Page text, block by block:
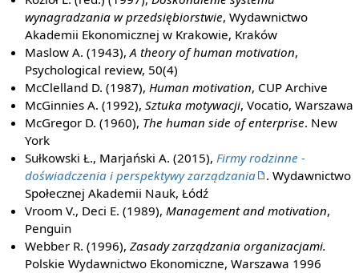
wynagradzania w przedsiębiorstwie, Wydawnictwo
Akademii Ekonomicznej w Krakowie, Kraków
Maslow A. (1943),A theory of human motivation,
Psychological review, 50(4)
McClelland D. (1987),Human motivation, CUP Archive
McGinnies A. (1992),Sztuka motywacji, Vocatio, Warszawa
McGregor D. (1960), The human side of enterprise. New
York
Sułkowski Ł., Marjański A. (2015),Firmy rodzinne -
doświadczenia i perspektywy zarządzania
. Wydawnictwo
Społecznej Akademii Nauk, Łódź
Vroom V., Deci E. (1989),Management and motivation,
Penguin
Webber R. (1996),Zasady zarządzania organizacjami.
Polskie Wydawnictwo Ekonomiczne, Warszawa 1996